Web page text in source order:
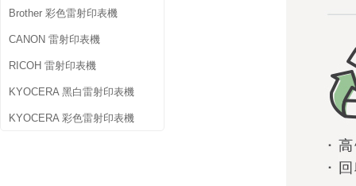
Brother 彩色雷射印表機
CANON 雷射印表機
RICOH 雷射印表機
KYOCERA 黑白雷射印表機
KYOCERA 彩色雷射印表機